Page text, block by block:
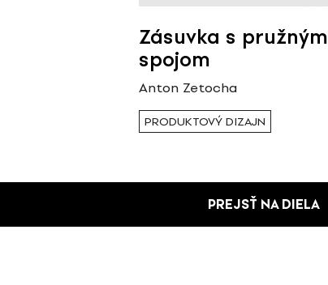
Zásuvka s pružným
spojom
Anton Zetocha
PRODUKTOVÝ DIZAJN
PREJSŤ NA DIELA